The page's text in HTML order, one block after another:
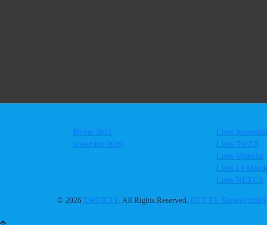
© 2026 TWEB.TV. All Rights Reserved. OTT TV Shows (child)